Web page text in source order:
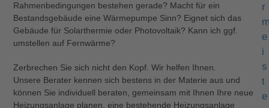
Rahmenbedingungen bestehen gerade? Macht für ein
Bestandsgebäude eine Wärmepumpe Sinn? Eignet sich das
Gebäude für Solarthermie oder Photovoltaik? Kann ich ggf.
umstellen auf Fernwärme?
Zerbrechen Sie sich nicht den Kopf. Wir helfen Ihnen.
Unsere Berater kennen sich bestens in der Materie aus und
können Sie individuell beraten, gemeinsam mit Ihnen Ihre neue
Heizungsanlage planen, eine bestehende Heizungsanlage
r
e
i
s
t
e